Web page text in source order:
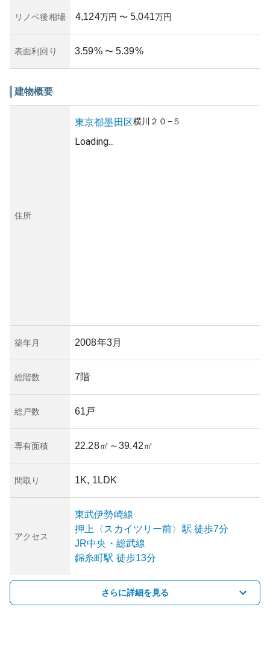
リノベ後相場 4,124万円 〜 5,041万円
表面利回り 3.59% 〜 5.39%
建物概要
住所
東京都墨田区横川 ２０−５
Loading...
築年月 2008年3月
総階数 7階
総戸数 61戸
専有面積 22.28㎡ ～39.42㎡
間取り 1K, 1LDK
アクセス
東武伊勢崎線
押上〈スカイツリー前〉 駅 徒歩7分
JR中央・総武線
錦糸町駅 徒歩13分
さらに詳細を見る